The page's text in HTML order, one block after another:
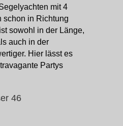
mit 4
schon in Richtung
sowohl in der Länge,
auch in der
Hier lässt es
Partys
46